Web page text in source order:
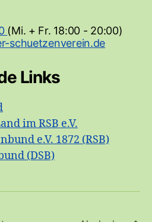
(Mi. + Fr. 18:00 - 20:00)
Links
im RSB e.V.
e.V. 1872 (RSB)
(DSB)